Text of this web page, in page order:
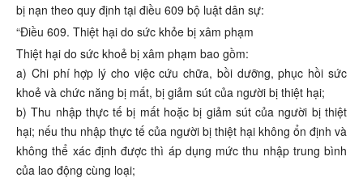
bị nạn theo quy định tại điều 609 bộ luật dân sự:
“Điều 609. Thiệt hại do sức khỏe bị xâm phạm
Thiệt hại do sức khoẻ bị xâm phạm bao gồm:
a) Chi phí hợp lý cho việc cứu chữa, bồi dưỡng, phục hồi sức
khoẻ và chức năng bị mất, bị giảm sút của người bị thiệt hại;
b) Thu nhập thực tế bị mất hoặc bị giảm sút của người bị thiệt
hại; nếu thu nhập thực tế của người bị thiệt hại không ổn định và
không thể xác định được thì áp dụng mức thu nhập trung bình
của lao động cùng loại;